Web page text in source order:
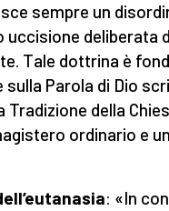
sempre un
uccisione deliberata
Tale dottrina è
sulla Parola di Dio
della
ordinario e
: «In